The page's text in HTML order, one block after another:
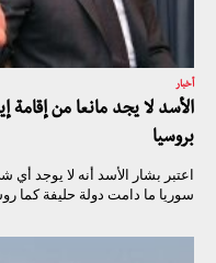
أخبار
الأسد لا يجد مانعا من
بروسيا
اعتبر بشار الأسد أنه لا يوجد
سوريا ما دامت دولة حليفة كما